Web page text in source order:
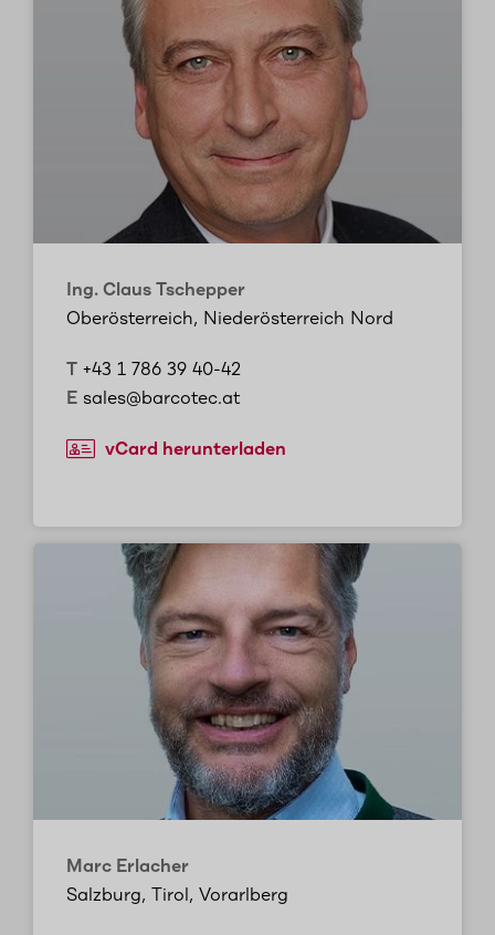
Ing. Claus Tschepper
Oberösterreich, Niederösterreich Nord
T +43 1 786 39 40-42
E sales@barcotec.at
vCard herunterladen
Marc Erlacher
Salzburg, Tirol, Vorarlberg